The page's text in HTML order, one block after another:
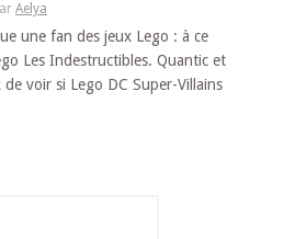
Aelya
une fan des jeux Lego : à ce
Les Indestructibles. Quantic et
voir si Lego DC Super-Villains